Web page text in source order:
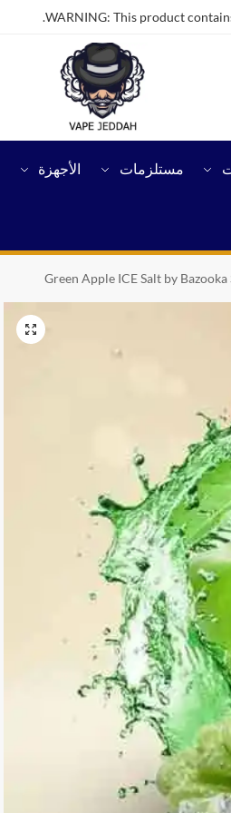
WARNING: This product
مستلزمات الأجهزة
Green Apple ICE Salt by